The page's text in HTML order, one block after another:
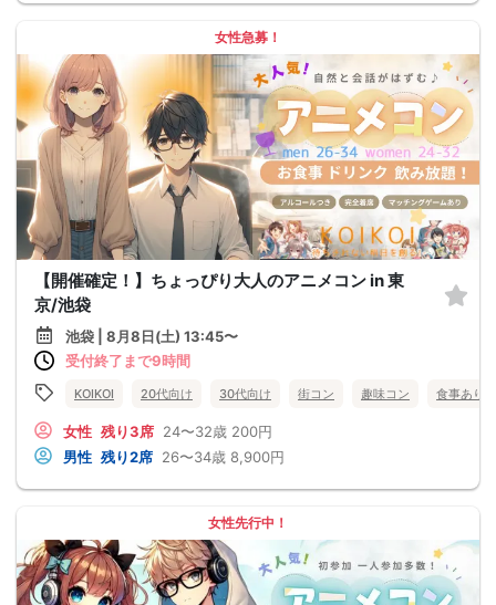
女性急募！
【開催確定！】ちょっぴり大人のアニメコン in 東
京/池袋
池袋 | 8月8日(土) 13:45〜
受付終了まで9時間
KOIKOI 20代向け 30代向け 街コン 趣味コン 食事あり
女性 残り3席 24〜32歳 200円
男性 残り2席 26〜34歳 8,900円
女性先行中！